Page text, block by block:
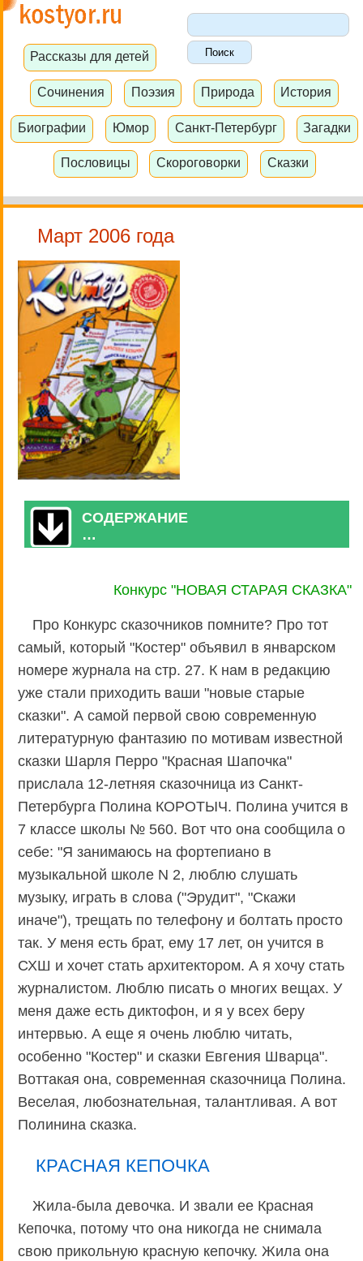
Рассказы для детей
Сочинения Поэзия Природа История
Биографии Юмор Санкт-Петербург Загадки
Пословицы Скороговорки Сказки
Март 2006 года
СОДЕРЖАНИЕ
…
Конкурc "НОВАЯ СТАРАЯ СКАЗКА"
Про Конкурс сказочников помните? Про тот
самый, который "Костер" объявил в январском
номере журнала на стр. 27. К нам в редакцию
уже стали приходить ваши "новые старые
сказки". А самой первой свою современную
литературную фантазию по мотивам известной
сказки Шарля Перро "Красная Шапочка"
прислала 12-летняя сказочница из Санкт-
Петербурга Полина КОРОТЫЧ. Полина учится в
7 классе школы № 560. Вот что она сообщила о
себе: "Я занимаюсь на фортепиано в
музыкальной школе N 2, люблю слушать
музыку, играть в слова ("Эрудит", "Скажи
иначе"), трещать по телефону и болтать просто
так. У меня есть брат, ему 17 лет, он учится в
СХШ и хочет стать архитектором. А я хочу стать
журналистом. Люблю писать о многих вещах. У
меня даже есть диктофон, и я у всех беру
интервью. А еще я очень люблю читать,
особенно "Костер" и сказки Евгения Шварца".
Воттакая она, современная сказочница Полина.
Веселая, любознательная, талантливая. А вот
Полинина сказка.
КРАСНАЯ КЕПОЧКА
Жила-была девочка. И звали ее Красная
Кепочка, потому что она никогда не снимала
свою прикольную красную кепочку. Жила она